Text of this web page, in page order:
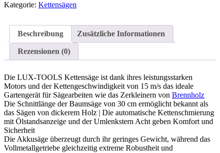
KS-
Kettensäge
mit
Oregon-
&
einer
Schnittlänge
von
30
cm
inkl.
Schwertköcher,
2x
Kategorie: Kettensägen
Beschreibung Zusätzliche Informationen
Rezensionen (0)
Die LUX-TOOLS Kettensäge ist dank ihres leistungsstarken
Motors und der Kettengeschwindigkeit von 15 m/s das ideale
Gartengerät für Sägearbeiten wie das Zerkleinern von Brennholz
Die Schnittlänge der Baumsäge von 30 cm ermöglicht bekannt als
das Sägen von dickerem Holz | Die automatische Kettenschmierung
mit Ölstandsanzeige und der Umlenkstern Acht geben Komfort und
Sicherheit
Die Akkusäge überzeugt durch ihr geringes Gewicht, während das
Vollmetallgetriebe gleichzeitig extreme Robustheit und